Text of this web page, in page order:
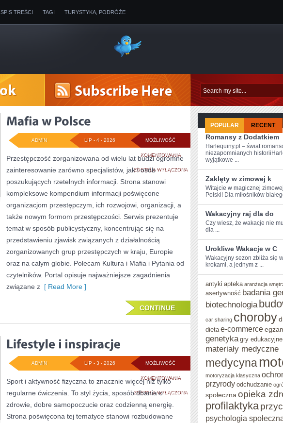
SPIS TREŚCI TAGI TURYSTYKA, PODRÓŻE
MOŻLIWOŚĆ
KOMENTOWANIAMAFIA
W
POLSCE
ZOSTAŁA WYŁĄCZONA
LIP - 4 - 2026
ADMIN
Przestępczość zorganizowana od wielu lat budzi ogromne
zainteresowanie zarówno specjalistów, jak i osób
poszukujących rzetelnych informacji. Strona stanowi
kompleksowe kompendium informacji poświęcone
organizacjom przestępczym, ich rozwojowi, organizacji, a
także nowym formom przestępczości. Serwis prezentuje
temat w sposób publicystyczny, koncentrując się na
przedstawieniu zjawisk związanych z działalnością
zorganizowanych grup przestępczych w kraju, Europie
oraz na całym globie. Polecam Kultura i Mafia i Pytania od
czytelników. Portal opisuje najważniejsze zagadnienia
związane z [ Read More ]
CONTINUE
MOŻLIWOŚĆ
KOMENTOWANIALIFESTYLE
I
INSPIRACJE
ZOSTAŁA WYŁĄCZONA
LIP - 3 - 2026
ADMIN
Sport i aktywność fizyczna to znacznie więcej niż tylko
regularne ćwiczenia. To styl życia, sposób dbania o
zdrowie, dobre samopoczucie oraz codzienną energię.
Strona poświęcona tej tematyce stanowi rozbudowane
POPULAR RECENT
Romansy z Dodatkiem
Harlequiny.pl – świat
niezapomnianych
wyjątkowe ...
Zaklęty w zimowej k
Witajcie w magicznej
Polski! Dla miłośników
Wakacyjny raj dla do
Czy wiesz, ⁤że wakacje nie
dla ...
Urokliwe Wakacje w C
Wakacyjny sezon zbliża ‌się
‍krokami, a jednym z ...
antyki apteka aranżacja
asertywność badania
biotechnologia
car sharing choroby
dieta e-commerce
genetyka gry edukacyjne
materiały medyczne
medycyna
motoryzacja klasyczna
przyrody odchudzanie
społeczna opieka
profilaktyka
psychologia